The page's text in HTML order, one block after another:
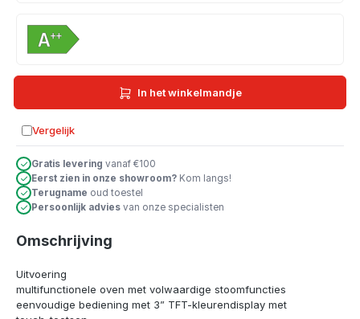
In het winkelmandje
Vergelijk
Toevoegen aan vergelijking
Gratis levering vanaf €100
Eerst zien in onze showroom? Kom langs!
Terugname oud toestel
Persoonlijk advies van onze specialisten
Omschrijving
Uitvoering
multifunctionele oven met volwaardige stoomfuncties
eenvoudige bediening met 3” TFT-kleurendisplay met